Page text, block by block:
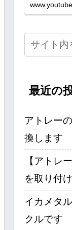
最近の
アトレー
換します
【アトレ
を取り付
イカメタ
クルです